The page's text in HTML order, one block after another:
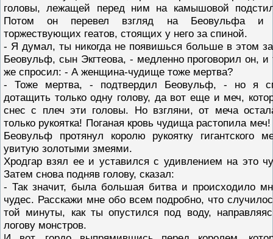
головы, лежащей перед ним на камышовой
Потом он перевел взгляд на Беовульфа и
торжествующих геатов, стоящих у него за спиной.
- Я думал, ты никогда не появишься больше в этом
Беовульф, сын Экгтеова, - медленно проговорил он, и
же спросил: - А женщина-чудище тоже мертва?
- Тоже мертва, - подтвердил Беовульф, - но я
дотащить только одну голову, да вот еще и меч,
снес с плеч эти головы. Но взгляни, от меча
только рукоятка! Поганая кровь чудища растопила
Беовульф протянул королю рукоятку гигантского
увитую золотыми змеями.
Хродгар взял ее и уставился с удивлением на это
Затем снова подняв голову, сказал:
- Так значит, была большая битва и происходило
чудес. Расскажи мне обо всем подробно, что
той минуты, как ты опустился под воду,
логову монстров.